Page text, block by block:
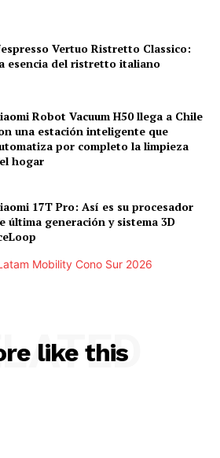
Vertuo Ristretto Classico:
esencia del ristretto italiano
Robot Vacuum H50 llega a Chile
una estación inteligente que
por completo la limpieza
hogar
17T Pro: Así es su procesador
última generación y sistema 3D
like this